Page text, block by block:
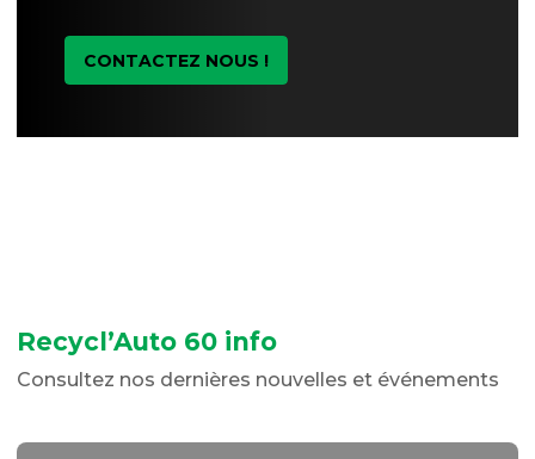
CONTACTEZ NOUS !
Recycl’Auto 60 info
Consultez nos dernières nouvelles et événements